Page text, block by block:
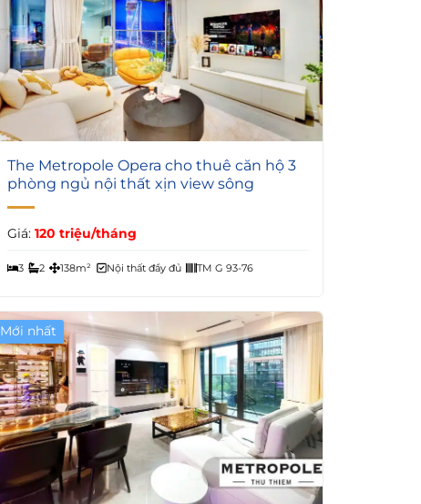
5
The Metropole Opera cho thuê căn hộ 3
phòng ngủ nội thất xịn view sông
Giá: 120 triệu/tháng
3 2 138m² Nội thất đầy đủ TM G 93-76
Mới nhất